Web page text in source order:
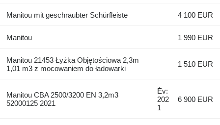
Manitou mit geschraubter Schürfleiste 4 100 EUR
Manitou 1 990 EUR
Manitou 21453 Łyżka Objętościowa 2,3m
1,01 m3 z mocowaniem do ładowarki
1 510 EUR
Manitou CBA 2500/3200 EN 3,2m3
52000125 2021
Év:
202
1
6 900 EUR